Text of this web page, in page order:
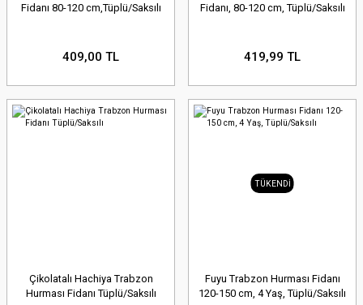
Fidanı 80-120 cm,Tüplü/Saksılı
409,00 TL
Fidanı, 80-120 cm, Tüplü/Saksılı
419,99 TL
Çikolatalı Hachiya Trabzon
Hurması Fidanı Tüplü/Saksılı
TÜKENDİ
Fuyu Trabzon Hurması Fidanı
120-150 cm, 4 Yaş, Tüplü/Saksılı